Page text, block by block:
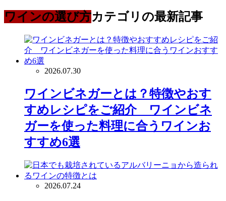
ワインの選び方カテゴリの最新記事
2026.07.30
ワインビネガーとは？特徴やおす
すめレシピをご紹介 ワインビネ
ガーを使った料理に合うワインお
すすめ6選
2026.07.24